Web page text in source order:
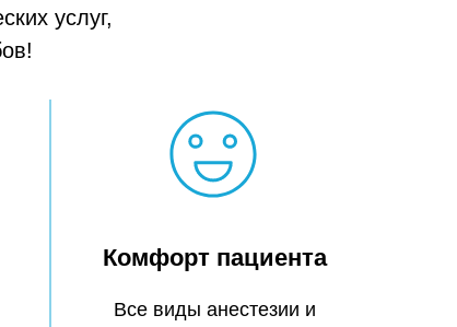
услуг,
Комфорт пациента
Все виды анестезии и